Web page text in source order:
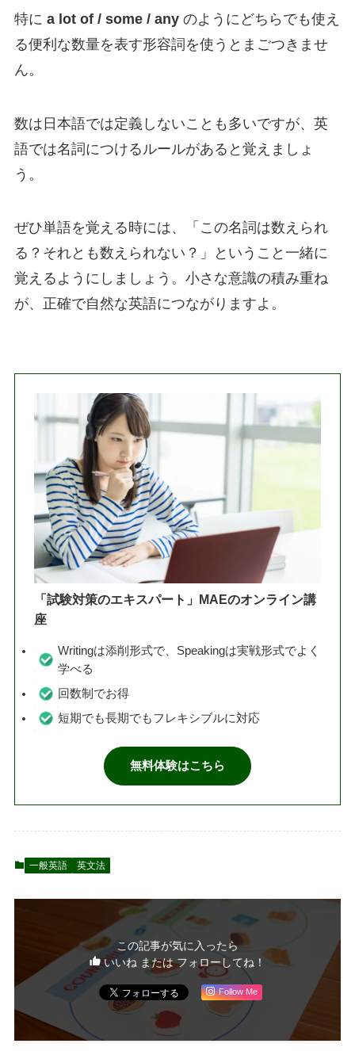
特に a lot of / some / any のようにどちらでも使え
る便利な数量を表す形容詞を使うとまごつきませ
ん。
数は日本語では定義しないことも多いですが、英
語では名詞につけるルールがあると覚えましょ
う。
ぜひ単語を覚える時には、「この名詞は数えられ
る？それとも数えられない？」ということ一緒に
覚えるようにしましょう。小さな意識の積み重ね
が、正確で自然な英語につながりますよ。
「試験対策のエキスパート」MAEのオンライン講
座
Writingは添削形式で、Speakingは実戦形式でよく
学べる
回数制でお得
短期でも長期でもフレキシブルに対応
無料体験はこちら
一般英語 英文法
この記事が気に入ったら
いいね または フォローしてね！
Follow Me